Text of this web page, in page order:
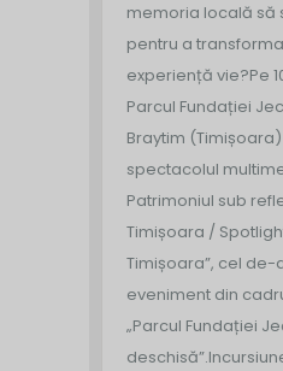
memoria locală să
pentru a
experiență vie?Pe
Parcul Fundației
Braytim
spectacolul
Patrimoniul sub
Timișoara /
Timișoara”, cel de-
eveniment din
„Parcul Fundației
deschisă”.